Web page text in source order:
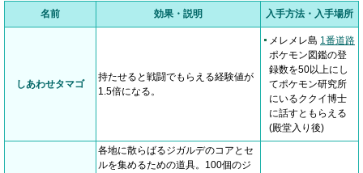
名前 効果・説明 入手方法・入手場所
しあわせタマゴ
持たせると戦闘でもらえる経験値が
1.5倍になる。
メレメレ島 1番道路
ポケモン図鑑の登
録数を50以上にし
てポケモン研究所
にいるククイ博士
に話すともらえる
(殿堂入り後)
各地に散らばるジガルデのコアとセ
ルを集めるための道具。100個のジ